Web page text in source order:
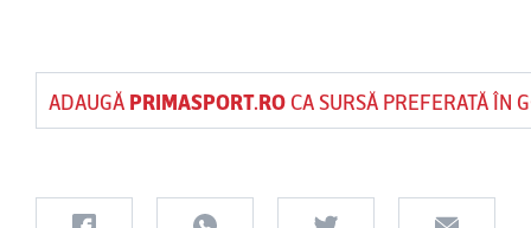
ADAUGĂ PRIMASPORT.ROCA SURSĂ PREFERATĂ ÎN